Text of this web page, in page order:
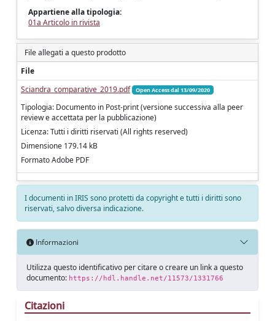
Appartiene alla tipologia:
01a Articolo in rivista
File allegati a questo prodotto
File
Sciandra_comparative_2019.pdf
Open Access dal 13/09/2020
Tipologia: Documento in Post-print (versione successiva alla peer
review e accettata per la pubblicazione)
Licenza: Tutti i diritti riservati (All rights reserved)
Dimensione 179.14 kB
Formato Adobe PDF
I documenti in IRIS sono protetti da copyright e tutti i diritti sono
riservati, salvo diversa indicazione.
Informazioni
Utilizza questo identificativo per citare o creare un link a questo
documento: https://hdl.handle.net/11573/1331766
Citazioni